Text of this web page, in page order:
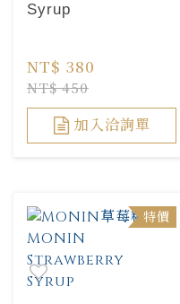
Syrup
NT$ 380
NT$ 450
加入洽詢單
特價